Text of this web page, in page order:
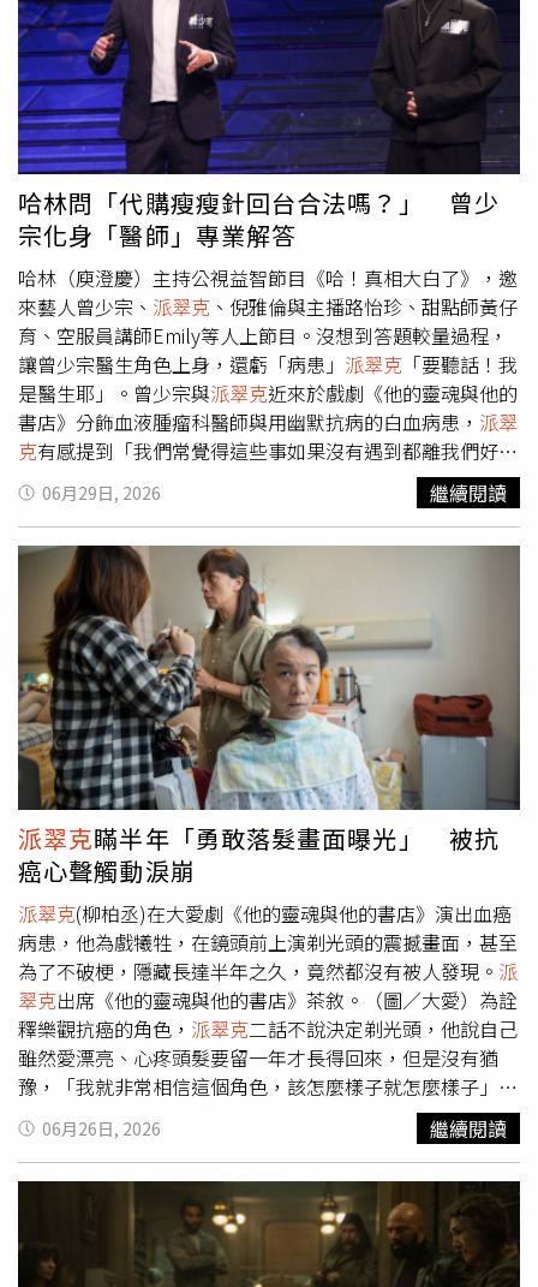
跟她一起瞞著爸爸，爸爸確實到現在都不知道，而且應該騙
過不只一次吧！」Elly 見狀驚呼：「我就只有那一次！」 派
翠克隨即抓到漏洞：「所以其他次是別人騙的（其他女
兒）？媽媽妳自己爆料了啦！」尷尬真相讓小S當場笑翻。
節目最後，眾人來到充滿懷舊情懷的漫畫店。小S感性透
露，小時候放假最喜歡窩在漫畫店裡，當時最愛的浪漫愛情
漫畫是《流星花園》，而恐怖漫畫中最崇拜的作者則是伊藤
潤二。命運奇妙的是，當年不愛看漫畫的大S（徐熙媛），
被找去主演《流星花園》紅遍亞洲，讓當時的小S極度嫉
妒，而多年後，女兒 Elly 竟出演了她最愛的伊藤潤二作
品。小S感嘆：「真心覺得老天爺對我真的很好，自己深愛
的兩部神作，竟然都由最深愛的家人來詮釋。」她更忍不住
大力誇讚 Elly 演得跟漫畫裡一模一樣。然而，面對媽媽滿
溢的母愛與讚美，Elly 卻只給出一個冷淡的招牌微笑，讓小
S氣得忍不住開嗆：「妳是累了是不是！不可以給點反應
嗎？」小S接著追問，如果新戲播出後演技遭到觀眾批評，
未來會不會不敢再接戲？Elly高冷回：「不會。」這讓小S
當場翻白眼：「我看我們下次還是發張孝全、曾敬驊好了，
我都願意挑戰，沒想到女兒竟然比演員還難訪！」《小姐不
熙娣》第 1000 集特別企劃，將於今（15日）播出，敬請鎖
定每週一至週五晚間 10 點，東森綜合 32 頻道。
有缺人。」笑翻全場。籃籃承諾有空會回節目當嘉賓。（圖
／侯世駿攝）對於新加入的檸檬、李雅英，阿翔一開始就提
醒兩人：「我們節目很累，妳們要撐住喔！」他說節目經常
上山下海，七、八月高溫外景更是一大考驗，但兩人目前表
現都相當亮眼。阿翔大讚李雅英人生經歷豐富，檸檬則充滿
企圖心與好奇心，勇於挑戰各種任務，「很多我跟繡惠姐不
敢的，她都敢。」他舉例，之前節目安排搭乘輕航機時，檸
檬第一個舉手報名，讓他期待接下來的高空彈跳行程，檸檬
會再次衝第一。李雅英（左起）、阿翔、楊繡惠、檸檬已搭
檔錄影三次。（圖／侯世駿攝）首次挑戰主持的檸檬也透
露，曾向緋聞男友派翠克 請教，對方建議她展現自己的活潑
個性，「妳都知道要去哪錄影，妳就多做功課。」沒想到做
足功課後，反而讓她主持起來變得不自然，向阿翔請益時又
被提醒：「妳是不是做很多功課？因為妳表現非常不自
然。」讓她笑說：「我現在不知道怎麼辦，我就自己找節奏
好了。」不過檸檬也表示，除了會讓派翠克收看節目，她更
笑說：「我覺得製作單位要邀請他上我們節目，感覺是一家
人感覺出去遊玩。」沒想到「一家人」一詞剛出，現場立刻
引發眾人起鬨，讓檸檬害羞喊：「我就說我很不會講話。」
檸檬不只向派翠克
請教主持，也喊話對方上節目。 （圖／
侯世駿攝）另一位新主持李雅英則坦言，加入節目前其實相
當緊張，「我有點擔心，因為我中文還不夠好，後來我聽說
跟檸檬一起加入，所以我一點點安心了，因為我們常常一起
玩、聊天，我也期待在節目的表現。」她也透露，錄製節目
的挑戰比想像中更大，直呼外景工作「比應援還要累」。
哈林問「代購瘦瘦針回台合法嗎？」 曾少
宗化身「醫師」專業解答
哈林（庾澄慶）主持公視益智節目《哈！真相大白了》，邀
來藝人曾少宗、 派翠克 、倪雅倫與主播路怡珍、甜點師黃仔
育、空服員講師Emily等人上節目。沒想到答題較量過程，
讓曾少宗醫生角色上身，還虧「病患」 派翠克 「要聽話！我
是醫生耶」。曾少宗與派翠克近來於戲劇《他的靈魂與他的
書店》分飾血液腫瘤科醫師與用幽默抗病的白血病患， 派翠
克有感提到「我們常覺得這些事如果沒有遇到都離我們好
遠；但真的遇到其實就在我們身邊」。節目出題問「朋友從
國外帶瘦瘦針回來送我用，在台灣是合法的？」，派翠克在
猶豫之間做出選擇「○」，他解釋「我覺得現在有很多針
劑，如果不是醫療（現場）行為，有些人可以自己打？」哈
林則說「瘦瘦針本來是糖尿病用的藥物耶，只是被發現對抑
制食慾有幫助，所以它本身是藥，不管是不是針劑，都不可
以送人吧？」；哈林接著問派翠克「你常常有朋友送你針劑
打嗎？」，派翠克趕緊搖頭大笑說「沒有！」，更把頭撇向
曾少宗求救說「我要打針都找醫師打！」；在不同劇中都演
過專業科別醫生的曾少宗立刻接話說「我有執業，我有在執
業」，引眾人大笑。哈林（中）節目討論最近最夯的瘦瘦
針。（圖／公視提供）這題曾少宗、倪雅倫、路怡珍、
Emily選「╳」，路怡珍直接表示「打瘦瘦針是醫療行
為」；曾少宗也補充「這只要有侵入性的就算是醫療行
為」，讓哈林笑派翠克
生」。曾少宗接著也解釋自己的答案說「其實這應該要開處
方箋，醫師也要核對說你到底有沒有過重，或者是你身體的
體脂率」，展現滿滿的專業感！而倪雅倫也分析提到「它是
醫療用品，我們這管制滿嚴的，國外的瘦瘦針有不同品牌、
不同的效用，瘦瘦針只是一個統稱，個別針劑在台灣有沒有
合法並不一定」，哈林也恍然大悟「原來如此，有些台灣沒
有販售、沒有批准的」。這題答案公布確實是「╳」， 派翠
克
直說「我沒有想到會出這樣子的問題」，曾少宗虧他「你
跟著我嘛！我是醫生耶」。節目上專家律師黃杰也解釋，處
方藥品若未經核准就擅自從國外帶回來，「這個其實就已經
是輸入禁藥了，輸入禁藥是一個會受處罰的行為」，他也提
醒「如果你再送給朋友的話，這就是轉讓禁藥，也有嚴重的
刑罰，所以絕對不可以做這樣的事情」。哈林好奇問「如果
06月29日, 2026 繼續閱讀
派翠克瞞半年「勇敢落髮畫面曝光」 被抗
癌心聲觸動淚崩
派翠克(柳柏丞)在大愛劇《他的靈魂與他的書店》演出血癌
病患，他為戲犧牲，在鏡頭前上演剃光頭的震撼畫面，甚至
為了不破梗，隱藏長達半年之久，竟然都沒有被人發現。 派
翠克出席《他的靈魂與他的書店》茶敘。（圖／大愛）為詮
釋樂觀抗癌的角色， 派翠克二話不說決定剃光頭，他說自己
雖然愛漂亮、心疼頭髮要留一年才長得回來，但是沒有猶
豫，「我就非常相信這個角色，該怎麼樣子就怎麼樣子」。
原本導演林志儒打算讓他剃好再開拍，但為了捕捉最真實的
張力，臨時加戲改為由「二姊」黃采儀在戲裡親手幫他剃
髮，黃采儀對此簡直嚇死，一直擔心會弄傷他，過程緊張頻
問「可以嗎？」
派翠克 笑說，剃完頭最大的好處是「洗頭好
輕鬆哦，我還沒吹就乾了」。隨之而來的是半年的「避風
頭」時期。當時他還有主持《小姐不熙娣》與其他代言工
06月26日, 2026 繼續閱讀